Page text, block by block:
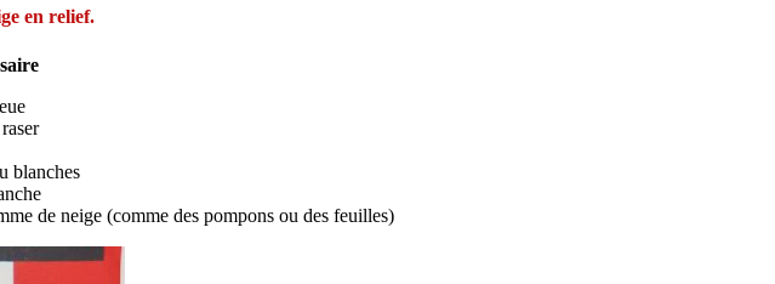
en relief.
blanches
de neige (comme des pompons ou des feuilles)